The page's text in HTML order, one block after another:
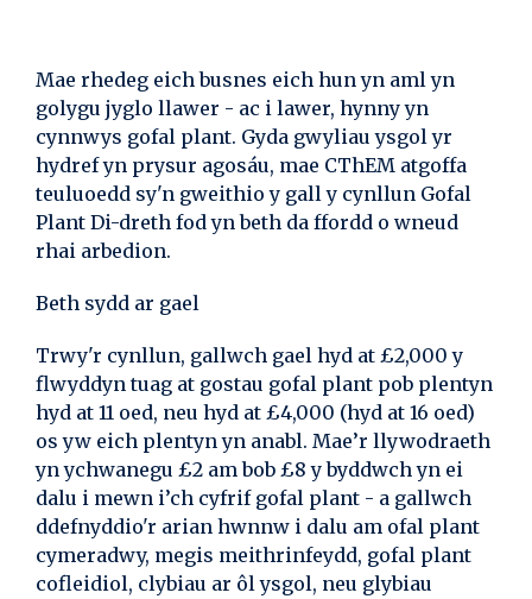
Mae rhedeg eich busnes eich hun yn aml yn
golygu jyglo llawer - ac i lawer, hynny yn
cynnwys gofal plant. Gyda gwyliau ysgol yr
hydref yn prysur agosáu, mae CThEM atgoffa
teuluoedd sy'n gweithio y gall y cynllun Gofal
Plant Di-dreth fod yn beth da ffordd o wneud
rhai arbedion.
Beth sydd ar gael
Trwy'r cynllun, gallwch gael hyd at £2,000 y
flwyddyn tuag at gostau gofal plant pob plentyn
hyd at 11 oed, neu hyd at £4,000 (hyd at 16 oed)
os yw eich plentyn yn anabl. Mae’r llywodraeth
yn ychwanegu £2 am bob £8 y byddwch yn ei
dalu i mewn i’ch cyfrif gofal plant - a gallwch
ddefnyddio'r arian hwnnw i dalu am ofal plant
cymeradwy, megis meithrinfeydd, gofal plant
cofleidiol, clybiau ar ôl ysgol, neu glybiau